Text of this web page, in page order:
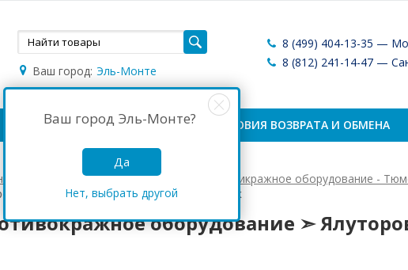
Ваш город: Эль-Монте
Ваш город Эль-Монте?
Да
Нет, выбрать другой
8 (499) 404-13-35 —
8 (812) 241-14-47 —
ОПЛАТА И ДОСТАВКА УСЛОВИЯ ВОЗВРАТА И ОБМЕНА
Антикражные системы России
Антикражное оборудование -
оборудование ➣ Ялуторовск
оборудование ➣